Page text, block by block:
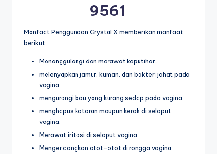
9561
Manfaat Penggunaan Crystal X memberikan manfaat
berikut:
Menanggulangi dan merawat keputihan.
melenyapkan jamur, kuman, dan bakteri jahat pada
vagina.
mengurangi bau yang kurang sedap pada vagina.
menghapus kotoran maupun kerak di selaput
vagina.
Merawat iritasi di selaput vagina.
Mengencangkan otot-otot di rongga vagina.